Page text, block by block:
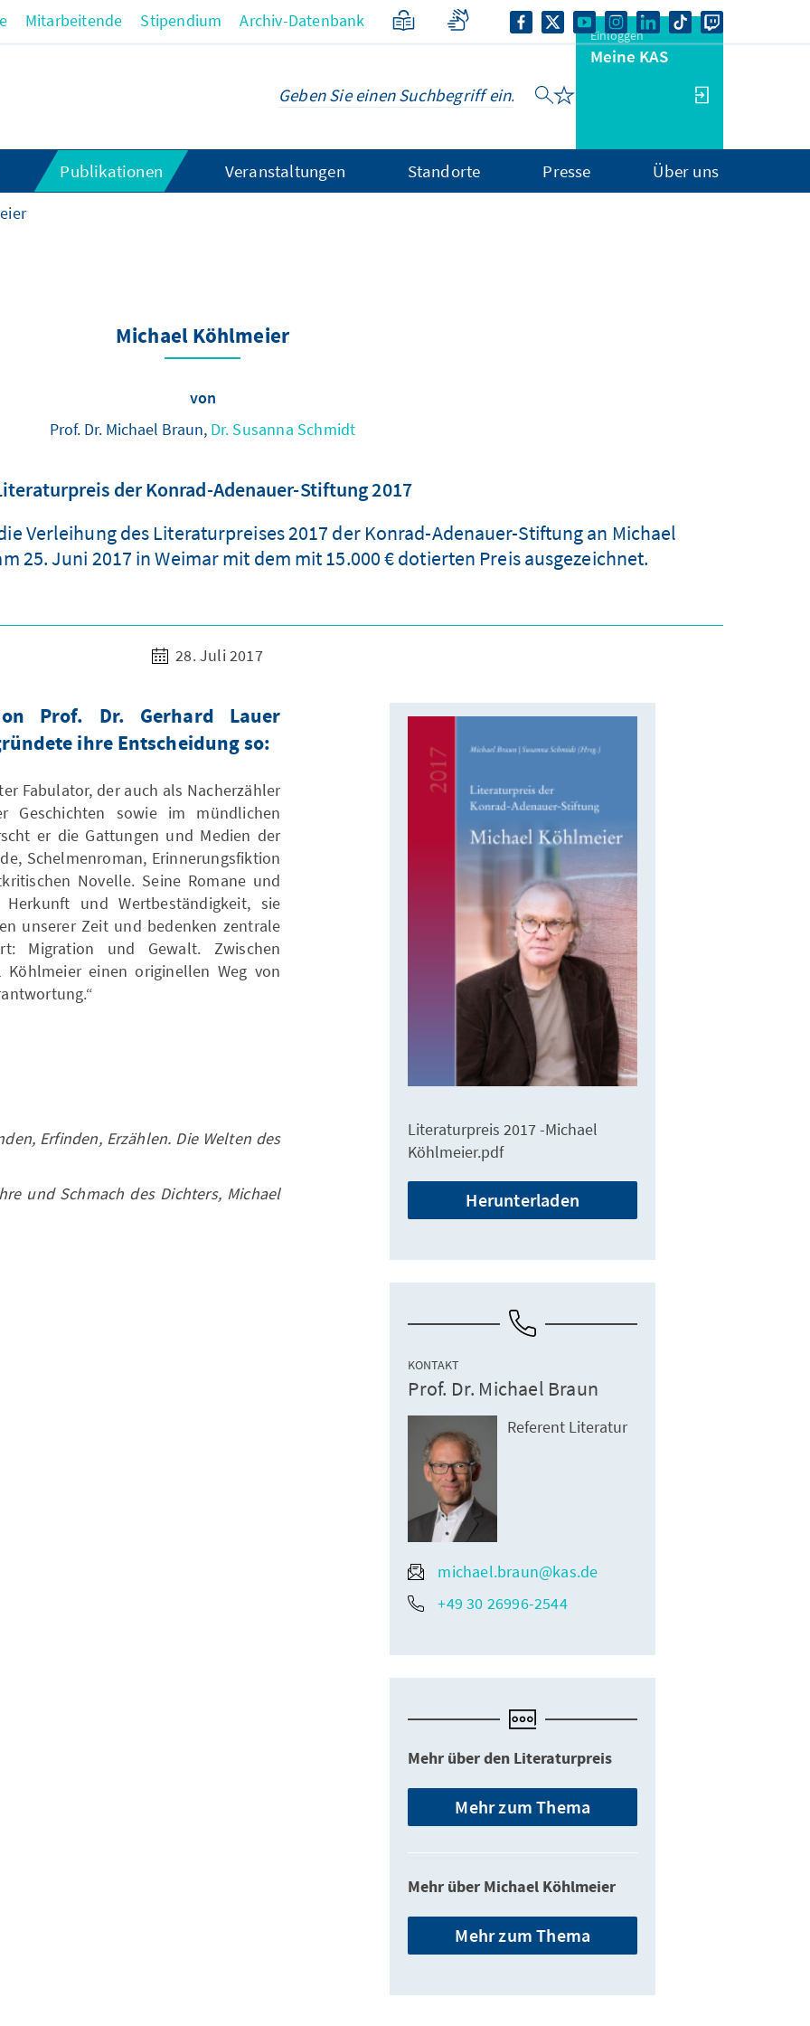
Mitarbeitende Stipendium Archiv-Datenbank
Einloggen
Meine KAS
Publikationen Veranstaltungen Standorte Presse Über uns
Michael Köhlmeier
von
Prof. Dr. Michael Braun, Dr. Susanna Schmidt
der Konrad-Adenauer-Stiftung 2017
Verleihung des Literaturpreises 2017 der Konrad-Adenauer-Stiftung an Michael
25. Juni 2017 in Weimar mit dem mit 15.000 € dotierten Preis ausgezeichnet.
28. Juli 2017
Prof. Dr. Gerhard Lauer
ihre Entscheidung so:
Fabulator, der auch als Nacherzähler
Geschichten sowie im mündlichen
er die Gattungen und Medien der
Schelmenroman, Erinnerungsfiktion
Novelle. Seine Romane und
und Wertbeständigkeit, sie
unserer Zeit und bedenken zentrale
Migration und Gewalt. Zwischen
einen originellen Weg von
Erfinden, Erzählen. Die Welten des
und Schmach des Dichters, Michael
Literaturpreis 2017 -Michael
Köhlmeier.pdf
Herunterladen
KONTAKT
Prof. Dr. Michael Braun
Referent Literatur
michael.braun@kas.de
+49 30 26996-2544
Mehr über den Literaturpreis
Mehr zum Thema
Mehr über Michael Köhlmeier
Mehr zum Thema